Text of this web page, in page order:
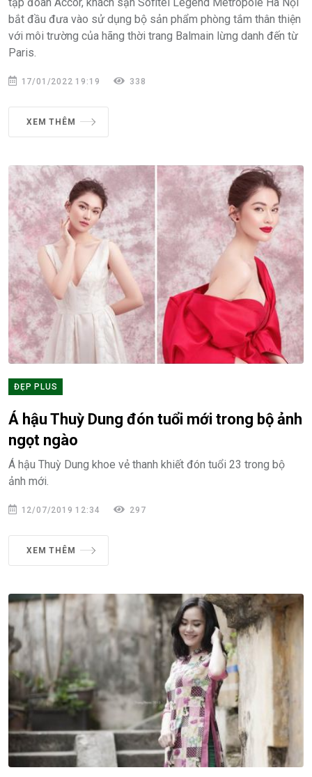
bắt đầu đưa vào sử dụng bộ sản phẩm phòng tắm thân thiện
với môi trường của hãng thời trang Balmain lừng danh đến từ
Paris.
17/01/2022 19:19 338
XEM THÊM
ĐẸP PLUS
Á hậu Thuỳ Dung đón tuổi mới trong bộ ảnh
ngọt ngào
Á hậu Thuỳ Dung khoe vẻ thanh khiết đón tuổi 23 trong bộ
ảnh mới.
12/07/2019 12:34 297
XEM THÊM